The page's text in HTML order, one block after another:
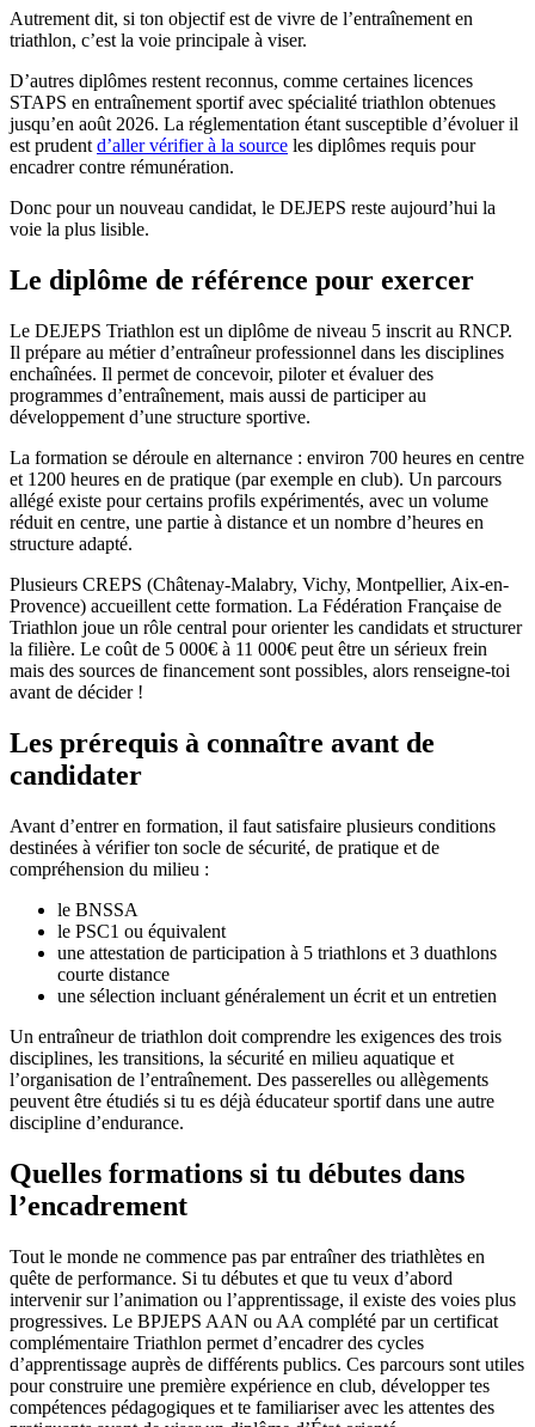
Autrement dit, si ton objectif est de vivre de l’entraînement en
triathlon, c’est la voie principale à viser.
D’autres diplômes restent reconnus, comme certaines licences
STAPS en entraînement sportif avec spécialité triathlon obtenues
jusqu’en août 2026. La réglementation étant susceptible d’évoluer il
est prudent d’aller vérifier à la source les diplômes requis pour
encadrer contre rémunération.
Donc pour un nouveau candidat, le DEJEPS reste aujourd’hui la
voie la plus lisible.
Le diplôme de référence pour exercer
Le DEJEPS Triathlon est un diplôme de niveau 5 inscrit au RNCP.
Il prépare au métier d’entraîneur professionnel dans les disciplines
enchaînées. Il permet de concevoir, piloter et évaluer des
programmes d’entraînement, mais aussi de participer au
développement d’une structure sportive.
La formation se déroule en alternance : environ 700 heures en centre
et 1200 heures en de pratique (par exemple en club). Un parcours
allégé existe pour certains profils expérimentés, avec un volume
réduit en centre, une partie à distance et un nombre d’heures en
structure adapté.
Plusieurs CREPS (Châtenay-Malabry, Vichy, Montpellier, Aix-en-
Provence) accueillent cette formation. La Fédération Française de
Triathlon joue un rôle central pour orienter les candidats et structurer
la filière. Le coût de 5 000€ à 11 000€ peut être un sérieux frein
mais des sources de financement sont possibles, alors renseigne-toi
avant de décider !
Les prérequis à connaître avant de
candidater
Avant d’entrer en formation, il faut satisfaire plusieurs conditions
destinées à vérifier ton socle de sécurité, de pratique et de
compréhension du milieu :
le BNSSA
le PSC1 ou équivalent
une attestation de participation à 5 triathlons et 3 duathlons
courte distance
une sélection incluant généralement un écrit et un entretien
Un entraîneur de triathlon doit comprendre les exigences des trois
disciplines, les transitions, la sécurité en milieu aquatique et
l’organisation de l’entraînement. Des passerelles ou allègements
peuvent être étudiés si tu es déjà éducateur sportif dans une autre
discipline d’endurance.
Quelles formations si tu débutes dans
l’encadrement
Tout le monde ne commence pas par entraîner des triathlètes en
quête de performance. Si tu débutes et que tu veux d’abord
intervenir sur l’animation ou l’apprentissage, il existe des voies plus
progressives. Le BPJEPS AAN ou AA complété par un certificat
complémentaire Triathlon permet d’encadrer des cycles
d’apprentissage auprès de différents publics. Ces parcours sont utiles
pour construire une première expérience en club, développer tes
compétences pédagogiques et te familiariser avec les attentes des